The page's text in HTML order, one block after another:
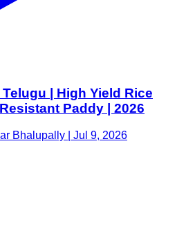
| High Yield Rice
Paddy | 2026
Bhalupally | Jul 9, 2026